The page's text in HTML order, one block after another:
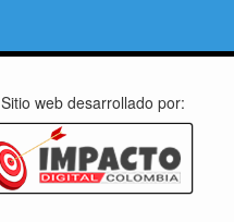
Sitio web desarrollado por: